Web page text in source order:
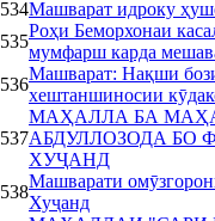
534Машварат идроку
535
Роҳи Беморхонаи
мумфарш карда
536
Машварат: Нақши
хештаншиносии
537
МАҲАЛЛА БА
АБДУЛЛОЗОДА
ХУҶАНД
538
Машварати
Хуҷанд